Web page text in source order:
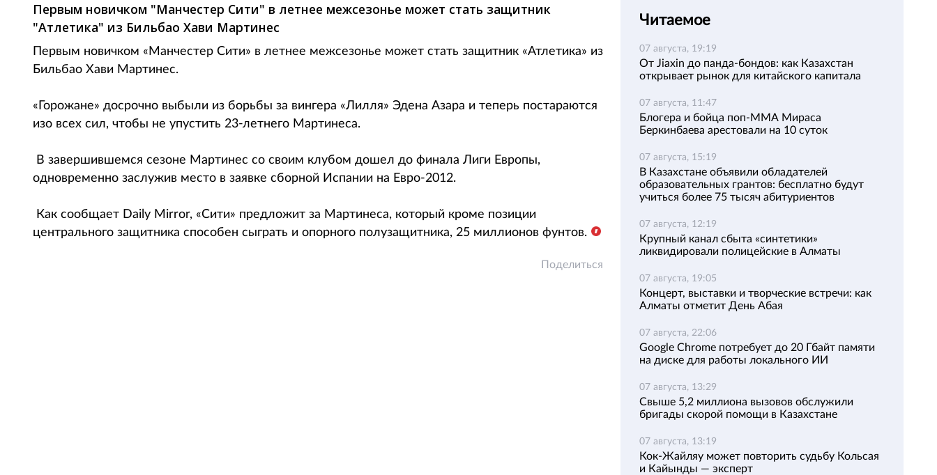
Первым новичком "Манчестер Сити" в летнее межсезонье может стать защитник
"Атлетика" из Бильбао Хави Мартинес
Первым новичком «Манчестер Сити» в летнее межсезонье может стать защитник «Атлетика» из
Бильбао Хави Мартинес.
«Горожане» досрочно выбыли из борьбы за вингера «Лилля» Эдена Азара и теперь постараются
изо всех сил, чтобы не упустить 23-летнего Мартинеса.
В завершившемся сезоне Мартинес со своим клубом дошел до финала Лиги Европы,
одновременно заслужив место в заявке сборной Испании на Евро-2012.
Как сообщает Daily Mirror, «Сити» предложит за Мартинеса, который кроме позиции
центрального защитника способен сыграть и опорного полузащитника, 25 миллионов фунтов.
Поделиться
Читаемое
07 августа, 19:19
От Jiaxin до панда-бондов: как Казахстан
открывает рынок для китайского капитала
07 августа, 11:47
Блогера и бойца поп-ММА Мираса
Беркинбаева арестовали на 10 суток
07 августа, 15:19
В Казахстане объявили обладателей
образовательных грантов: бесплатно будут
учиться более 75 тысяч абитуриентов
07 августа, 12:19
Крупный канал сбыта «синтетики»
ликвидировали полицейские в Алматы
07 августа, 19:05
Концерт, выставки и творческие встречи: как
Алматы отметит День Абая
07 августа, 22:06
Google Chrome потребует до 20 Гбайт памяти
на диске для работы локального ИИ
07 августа, 13:29
Свыше 5,2 миллиона вызовов обслужили
бригады скорой помощи в Казахстане
07 августа, 13:19
Кок-Жайляу может повторить судьбу Кольсая
и Кайынды — эксперт